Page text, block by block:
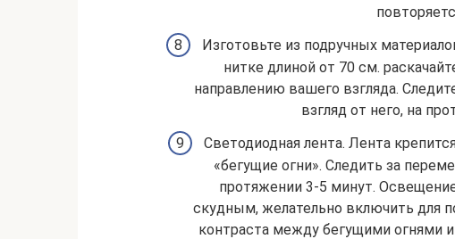
Изготовьте из подручных
нитке длиной от 70 см.
направлению вашего взгляда.
взгляд от него, на
Светодиодная лента. Лента
«бегущие огни». Следить за
протяжении 3-5 минут.
скудным, желательно включить для
контраста между бегущими огнями